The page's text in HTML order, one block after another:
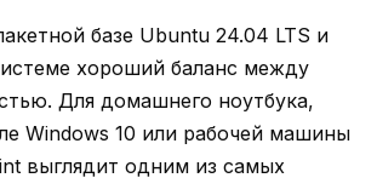
базе Ubuntu 24.04 LTS и
хороший баланс между
Для домашнего ноутбука,
Windows 10 или рабочей машины
выглядит одним из самых